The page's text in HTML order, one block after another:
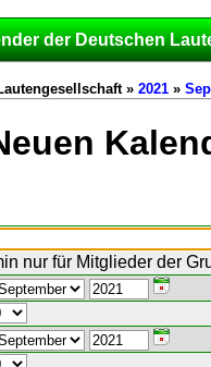
der Deutschen
» 2021 »
nur für Mitglieder der